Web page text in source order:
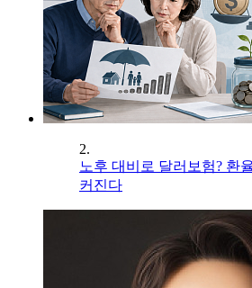
2.
노후 대비로 달러보험? 환
커진다